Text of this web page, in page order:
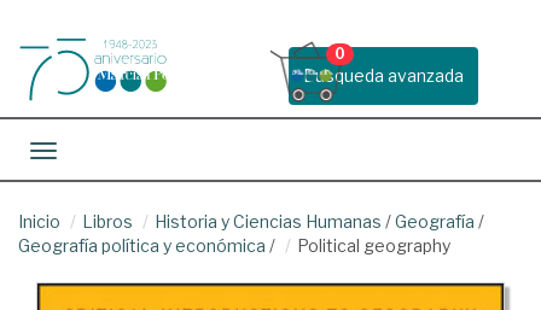
Busqueda avanzada
0
Toggle navigation
Inicio Libros Historia y Ciencias Humanas /Geografía /
Geografía política y económica / Political geography